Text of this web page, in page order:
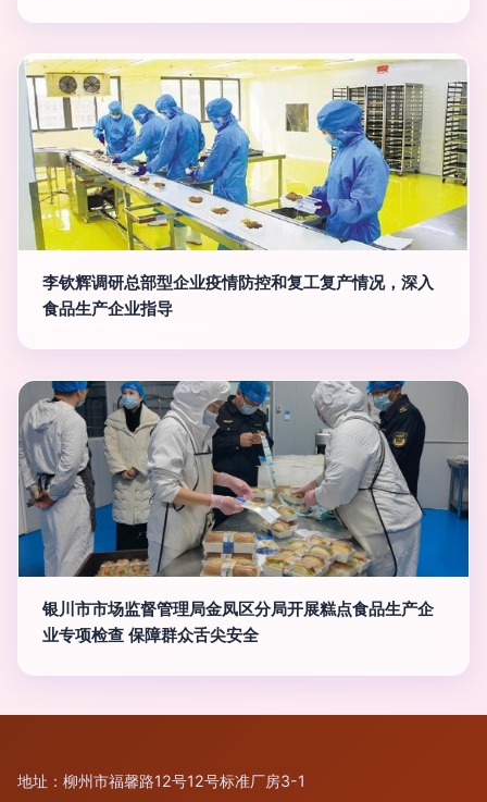
李钦辉调研总部型企业疫情防控和复工复产情况，深入
食品生产企业指导
银川市市场监督管理局金凤区分局开展糕点食品生产企
业专项检查 保障群众舌尖安全
地址：柳州市福馨路12号12号标准厂房3-1